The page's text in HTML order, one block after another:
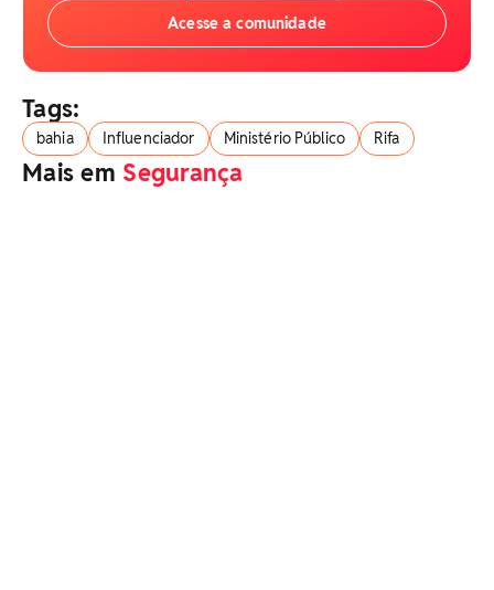
Acesse a comunidade
Tags:
bahia Influenciador Ministério Público Rifa
Mais em Segurança